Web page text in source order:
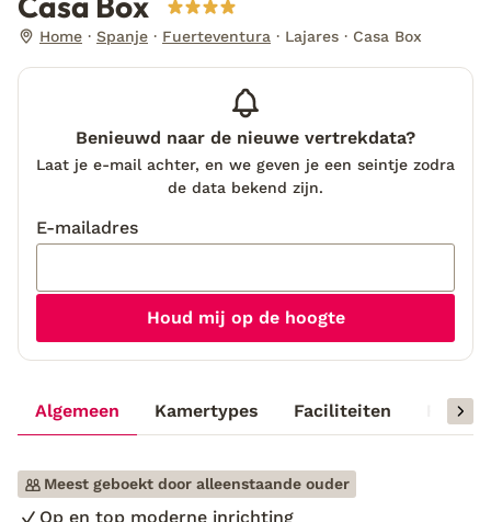
Home Spanje Fuerteventura Lajares Casa Box
Algemeen Kamertypes Faciliteiten
Meest geboekt door alleenstaande ouder
Op en top moderne inrichting
Benieuwd naar de nieuwe vertrekdata?
Laat je e-mail achter, en we geven je een seintje zodra
de data bekend zijn.
E-mailadres
Houd mij op de hoogte